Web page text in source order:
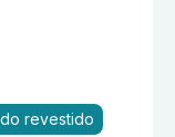
revestido